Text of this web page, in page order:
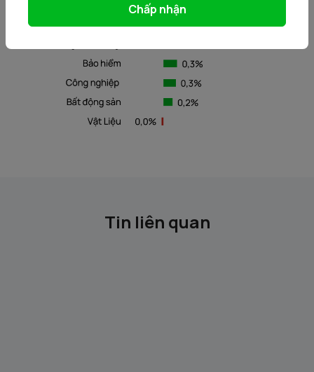
Tin liên quan
Chấp nhận